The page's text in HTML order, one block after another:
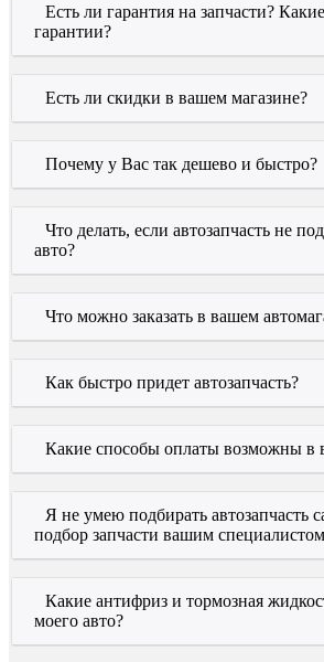
Есть ли гарантия на запчасти?
гарантии?
Есть ли скидки в вашем магазине?
Почему у Вас так дешево и быстро?
Что делать, если автозапчасть не
авто?
Что можно заказать в вашем
Как быстро придет автозапчасть?
Какие способы оплаты возможны в
Я не умею подбирать автозапчасть
подбор запчасти вашим
Какие антифриз и тормозная
моего авто?